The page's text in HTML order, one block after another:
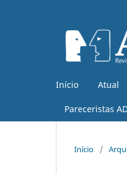
Início Atual
Pareceristas
Início /